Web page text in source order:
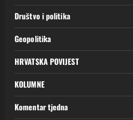
Društvo i politika
Geopolitika
HRVATSKA POVIJEST
KOLUMNE
Komentar tjedna